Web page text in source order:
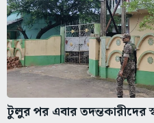
টুলুর পর এবার তদন্তকারীদের